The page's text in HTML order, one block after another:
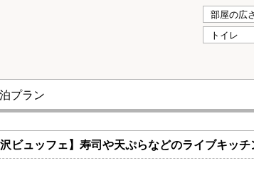
部屋の広
トイレ
プラン
沢ビュッフェ】寿司や天ぷらなどのライブキッ